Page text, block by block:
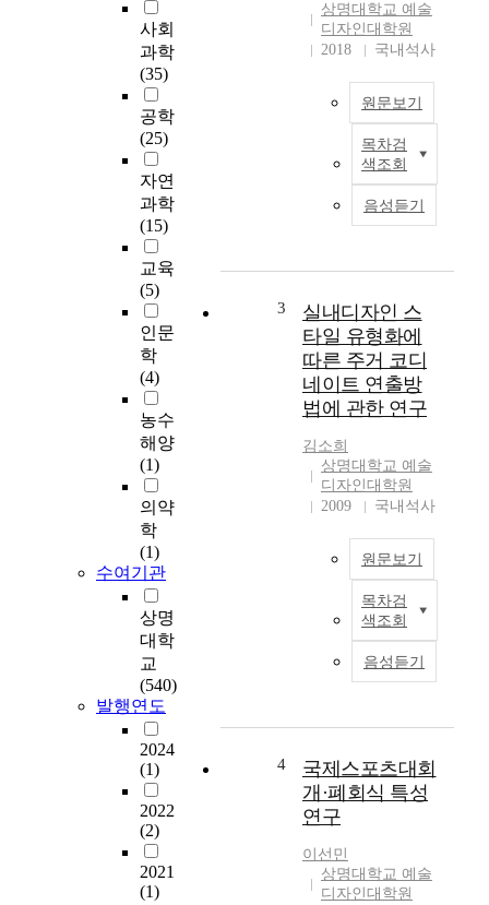
사회
과학
(35)
공학
(25)
자연
과학
(15)
교육
(5)
인문
학
(4)
농수
해양
(1)
의약
학
(1)
수여기관
상명
대학
교
(540)
발행연도
2024
(1)
2022
(2)
2021
(1)
상명대학교 예술
디자인대학원
2018
국내석사
원문보기
목차검
색조회
음성듣기
3
실내디자인 스
타일 유형화에
따른 주거 코디
네이트 연출방
법에 관한 연구
김소희
상명대학교 예술
디자인대학원
2009
국내석사
원문보기
목차검
색조회
음성듣기
4
국제스포츠대회
개·폐회식 특성
연구
이선민
상명대학교 예술
디자인대학원